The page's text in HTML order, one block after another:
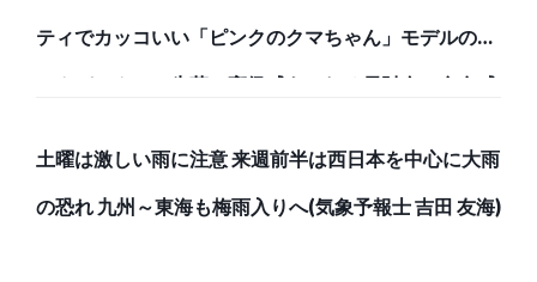
ティでカッコいい「ピンクのクマちゃん」モデルのバ
ックパックと、牛革で高級感あふれる長財布で存在感
土曜は激しい雨に注意 来週前半は西日本を中心に大雨
の恐れ 九州～東海も梅雨入りへ(気象予報士 吉田 友海)